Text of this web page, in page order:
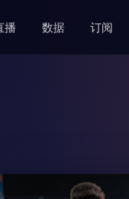
播 数据 订阅